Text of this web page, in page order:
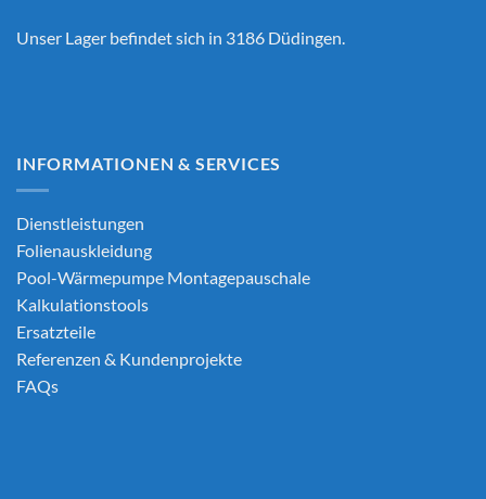
Unser Lager befindet sich in 3186 Düdingen.
INFORMATIONEN & SERVICES
Dienstleistungen
Folienauskleidung
Pool-Wärmepumpe Montagepauschale
Kalkulationstools
Ersatzteile
Referenzen & Kundenprojekte
FAQs